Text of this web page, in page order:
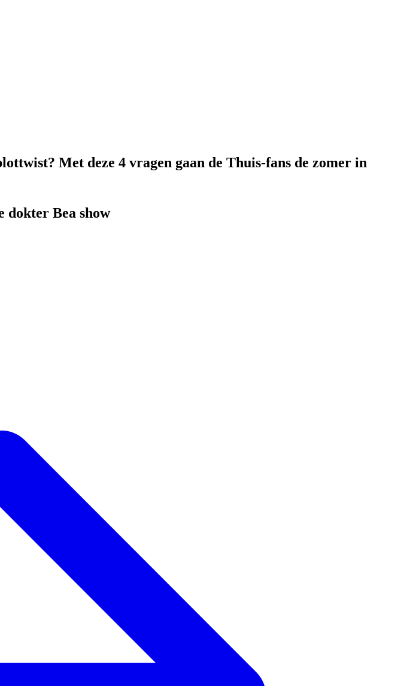
Met deze 4 vragen gaan de Thuis-fans de zomer in
dokter Bea show